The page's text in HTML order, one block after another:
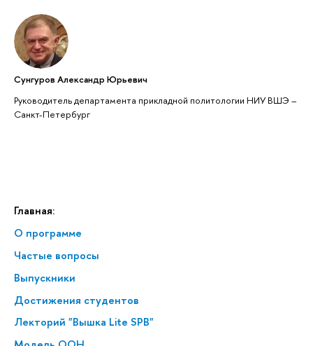
Главная:
О программе
Частые вопросы
Выпускники
Достижения студентов
Лекторий "Вышка Lite SPB"
Сунгуров Александр Юрьевич
Руководитель департамента прикладной политологии НИУ ВШЭ –
Санкт-Петербург